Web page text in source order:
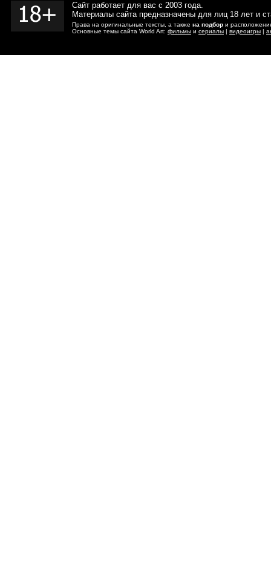
Сайт работает для вас с 2003 года.
Материалы сайта предназначены для лиц 18 лет и
Права на оригинальные тексты, а также на подбор и
Основные темы сайта World Art: фильмы и сериалы | видеоигры |